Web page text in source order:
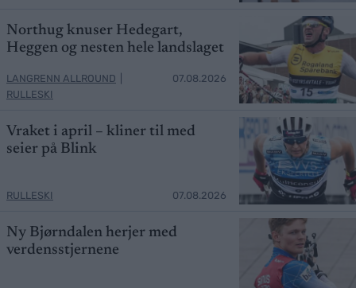
Northug knuser Hedegart,
Heggen og nesten hele landslaget
LANGRENN ALLROUND
RULLESKI
07.08.2026
Vraket i april – kliner til med
seier på Blink
RULLESKI 07.08.2026
Ny Bjørndalen herjer med
verdensstjernene